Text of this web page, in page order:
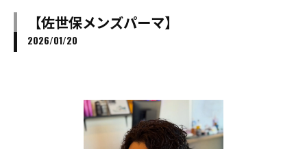
【佐世保メンズパーマ】
2026/01/20